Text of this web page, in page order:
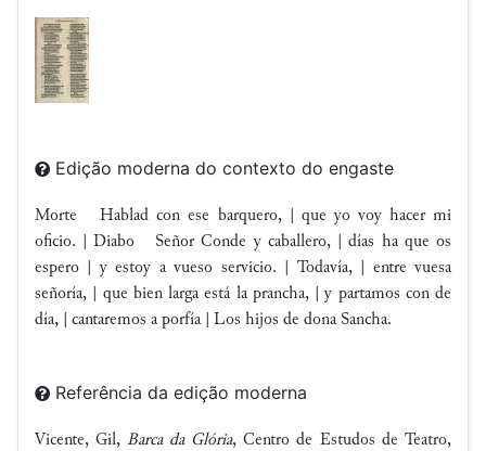
Edição moderna do contexto do engaste
Morte Hablad con ese barquero, | que yo voy hacer mi
oficio. | Diabo Señor Conde y caballero, | días ha que os
espero | y estoy a vueso servicio. | Todavía, | entre vuesa
señoría, | que bien larga está la prancha, | y partamos con de
día, | cantaremos a porfía | Los hijos de dona Sancha.
Referência da edição moderna
Vicente, Gil, Barca da Glória, Centro de Estudos de Teatro,